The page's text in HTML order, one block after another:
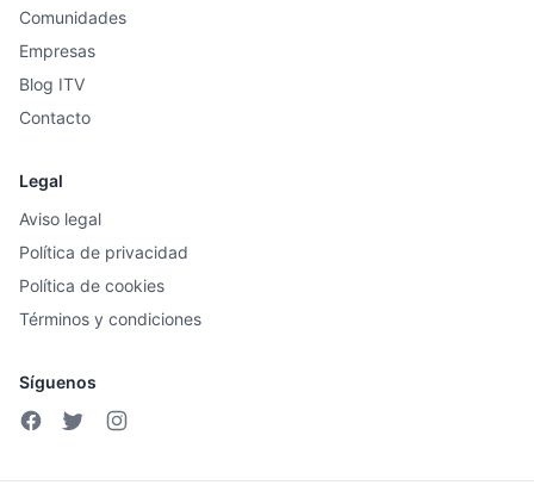
Comunidades
Empresas
Blog ITV
Contacto
Legal
Aviso legal
Política de privacidad
Política de cookies
Términos y condiciones
Síguenos